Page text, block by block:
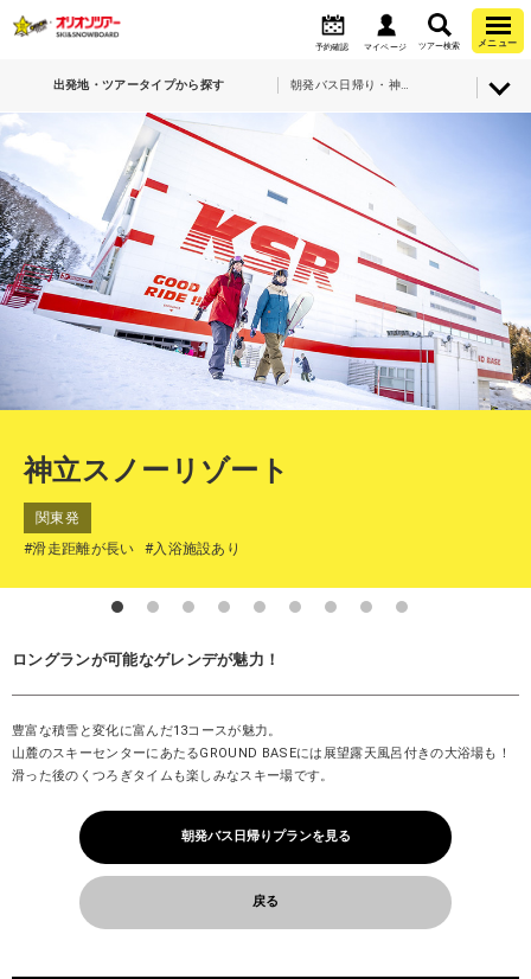
予約確認 マイページ ツアー検索 メニュー
出発地・ツアータイプから探す 朝発バス日帰り・神立スノーリゾート
神立スノーリゾート
関東発
#滑走距離が長い
#入浴施設あり
ロングランが可能なゲレンデが魅力！
豊富な積雪と変化に富んだ13コースが魅力。
山麓のスキーセンターにあたるGROUND BASEには展望露天風呂付きの大浴場も！
滑った後のくつろぎタイムも楽しみなスキー場です。
朝発バス日帰りプランを見る
戻る